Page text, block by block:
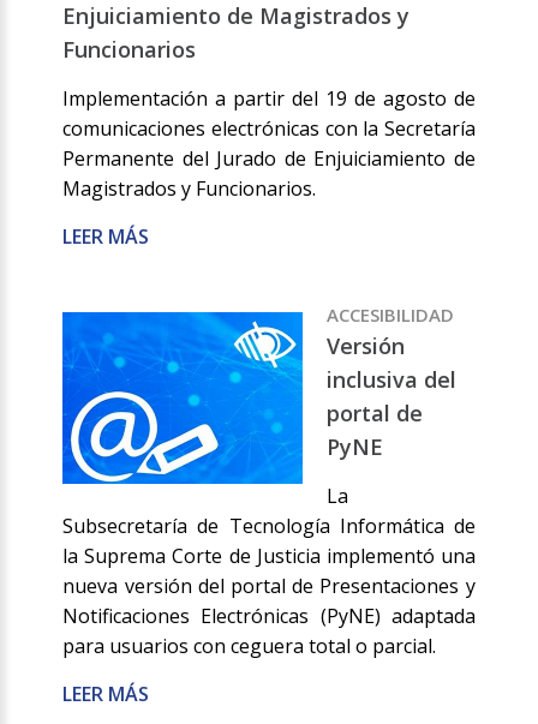
Enjuiciamiento de Magistrados y
Funcionarios
Implementación a partir del 19 de agosto de
comunicaciones electrónicas con la Secretaría
Permanente del Jurado de Enjuiciamiento de
Magistrados y Funcionarios.
LEER MÁS
ACCESIBILIDAD
Versión
inclusiva del
portal de
PyNE
La
Subsecretaría de Tecnología Informática de
la Suprema Corte de Justicia implementó una
nueva versión del portal de Presentaciones y
Notificaciones Electrónicas (PyNE) adaptada
para usuarios con ceguera total o parcial.
LEER MÁS